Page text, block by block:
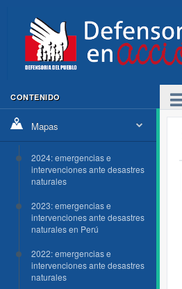
CONTENIDO
Mapas
2024: emergencias e
intervenciones ante desastres
naturales
2023: emergencias e
intervenciones ante desastres
naturales en Perú
2022: emergencias e
intervenciones ante desastres
naturales